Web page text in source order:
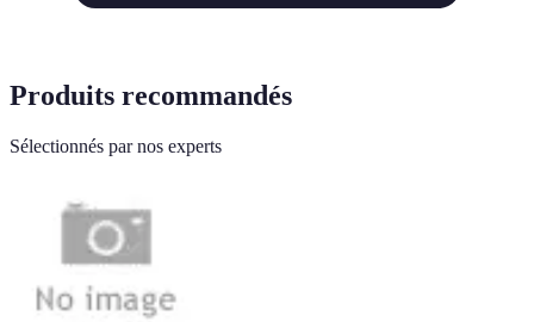
Produits recommandés
Sélectionnés par nos experts